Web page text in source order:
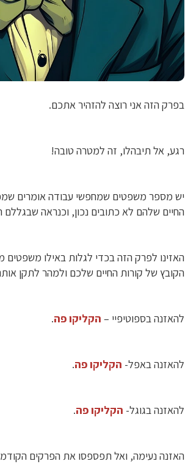
בפרק הזה אני רוצה להזהיר אתכם.
רגע, אל תיבהלו, זה למטרה טובה!
יש מספר משפטים שמחפשי עבודה אומרים
החיים שלהם לא כתובים נכון, וכנראה
האזינו לפרק הזה בכדי לגלות באילו
הקובץ של קורות החיים שלכם ולמהר לתקן
להאזנה בספוטיפיי – הקליקו פה.
להאזנה באפל- הקליקו פה.
להאזנה בגוגל- הקליקו פה.
האזנה נעימה, ואל תפספסו את הפרקים